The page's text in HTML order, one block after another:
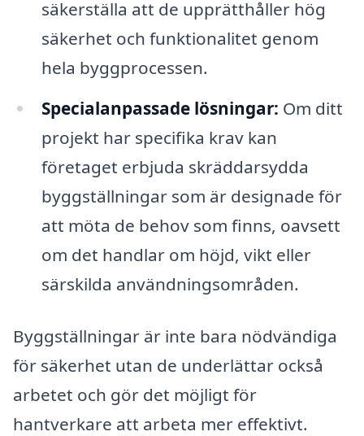
säkerställa att de upprätthåller hög
säkerhet och funktionalitet genom
hela byggprocessen.
Specialanpassade lösningar: Om ditt
projekt har specifika krav kan
företaget erbjuda skräddarsydda
byggställningar som är designade för
att möta de behov som finns, oavsett
om det handlar om höjd, vikt eller
särskilda användningsområden.
Byggställningar är inte bara nödvändiga
för säkerhet utan de underlättar också
arbetet och gör det möjligt för
hantverkare att arbeta mer effektivt.